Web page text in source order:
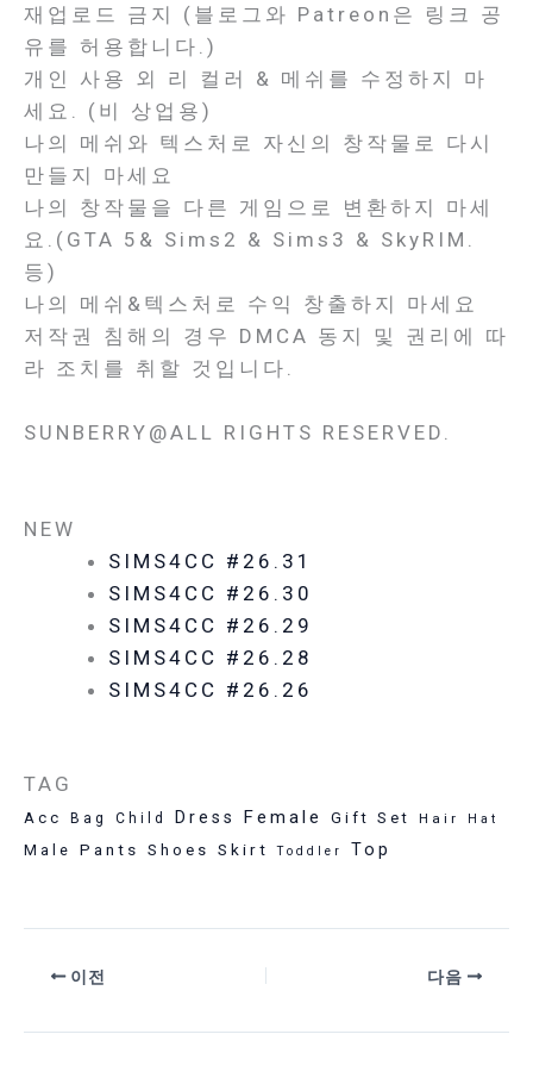
재업로드 금지 (블로그와 Patreon은 링크 공
유를 허용합니다.)
개인 사용 외 리 컬러 & 메쉬를 수정하지 마
세요. (비 상업용)
나의 메쉬와 텍스처로 자신의 창작물로 다시
만들지 마세요
나의 창작물을 다른 게임으로 변환하지 마세
요.(GTA 5& Sims2 & Sims3 & SkyRIM.
등)
나의 메쉬&텍스처로 수익 창출하지 마세요
저작권 침해의 경우 DMCA 동지 및 권리에 따
라 조치를 취할 것입니다.
SUNBERRY@ALL RIGHTS RESERVED.
NEW
SIMS4CC #26.31
SIMS4CC #26.30
SIMS4CC #26.29
SIMS4CC #26.28
SIMS4CC #26.26
TAG
Acc Bag Child Dress Female Gift Set Hair Hat
Male Pants Shoes Skirt Toddler Top
이전 다음